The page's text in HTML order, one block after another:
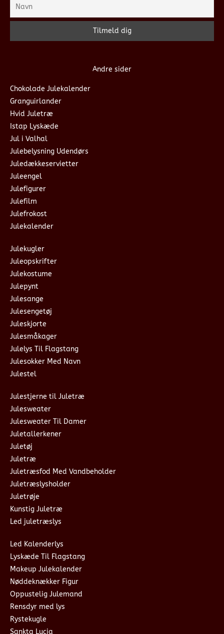
Andre sider
Chokolade Julekalender
Granguirlander
Hvid Juletræ
Istap Lyskæde
Jul i Valhal
Julebelysning Udendørs
Juledækkeservietter
Juleengel
Julefigurer
Julefilm
Julefrokost
Julekalender
Julekugler
Juleopskrifter
Julekostume
Julepynt
Julesange
Julesengetøj
Juleskjorte
Julesmåkager
Julelys Til Flagstang
Julesokker Med Navn
Julestel
Julestjerne til Juletræ
Julesweater
Julesweater Til Damer
Juletallerkener
Juletøj
Juletræ
Juletræsfod Med Vandbeholder
Juletræslysholder
Juletrøje
Kunstig Juletræ
Led juletræslys
Led Kalenderlys
Lyskæde Til Flagstang
Makeup Julekalender
Nøddeknækker Figur
Oppustelig Julemand
Rensdyr med lys
Rystekugle
Sankta Lucia